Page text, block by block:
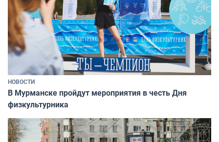
НОВОСТИ
В Мурманске пройдут мероприятия в честь Дня
физкультурника